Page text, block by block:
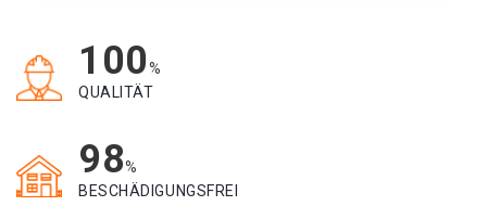
100%
QUALITÄT
98%
BESCHÄDIGUNGSFREI